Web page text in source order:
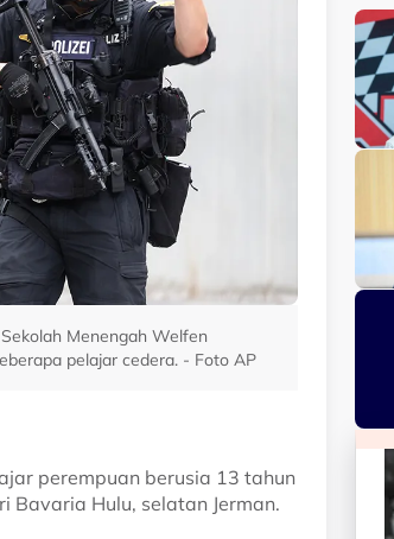
Menengah Welfen
pelajar cedera. - Foto AP
perempuan berusia 13 tahun
Bavaria Hulu, selatan Jerman.